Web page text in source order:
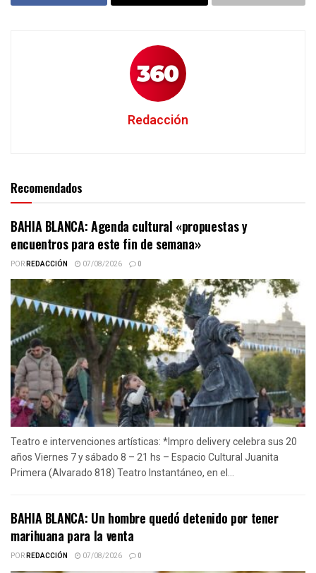
Redacción
Recomendados
BAHIA BLANCA: Agenda cultural «propuestas y
encuentros para este fin de semana»
PORREDACCIÓN 07/08/2026 0
Teatro e intervenciones artísticas: *Impro delivery celebra sus 20
años Viernes 7 y sábado 8 – 21 hs – Espacio Cultural Juanita
Primera (Alvarado 818) Teatro Instantáneo, en el...
BAHIA BLANCA: Un hombre quedó detenido por tener
marihuana para la venta
PORREDACCIÓN 07/08/2026 0